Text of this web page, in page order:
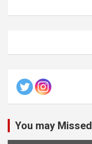
You may Missed